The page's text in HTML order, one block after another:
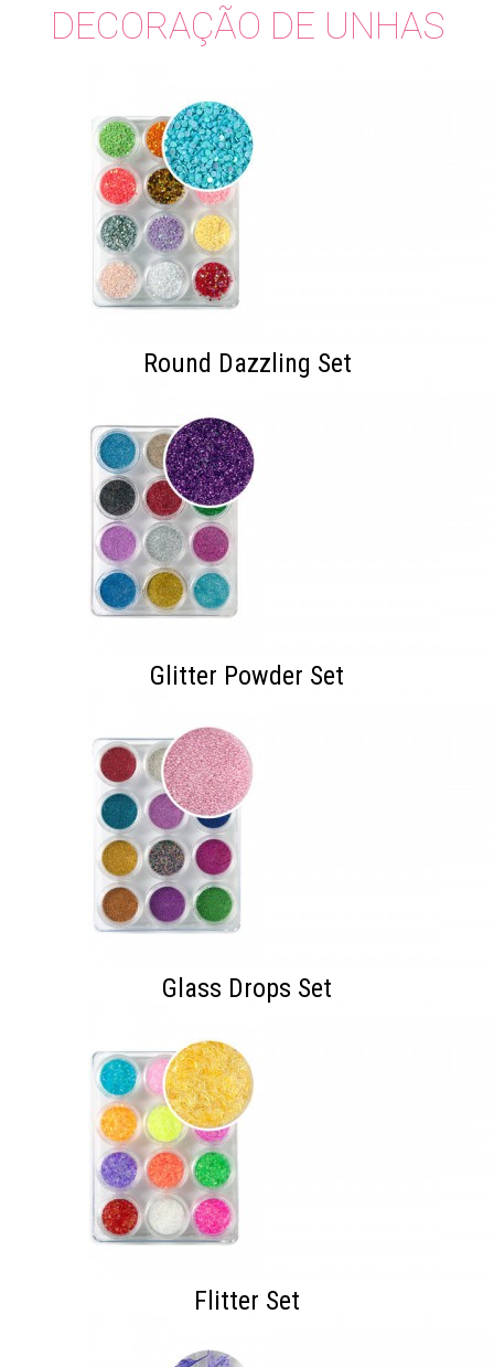
DECORAÇÃO DE UNHAS
Round Dazzling Set
Glitter Powder Set
Glass Drops Set
Flitter Set